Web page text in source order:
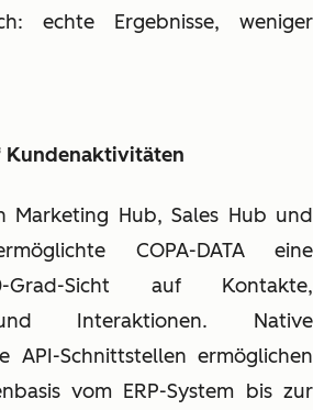
echte Ergebnisse, weniger
Kundenaktivitäten
Marketing Hub, Sales Hub und
COPA-DATA eine
Grad-Sicht auf Kontakte,
Interaktionen. Native
API-Schnittstellen ermöglichen
vom ERP-System bis zur